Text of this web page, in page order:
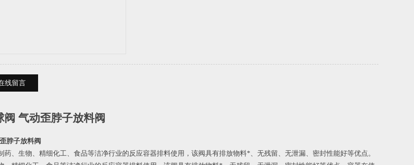
线留言
气动歪脖子放料阀
脖子放料阀
药、生物、精细化工、食品等洁净行业的反应容器排料使用，该阀具有排放物料*、无残留、无泄漏、密封性能好等优点。